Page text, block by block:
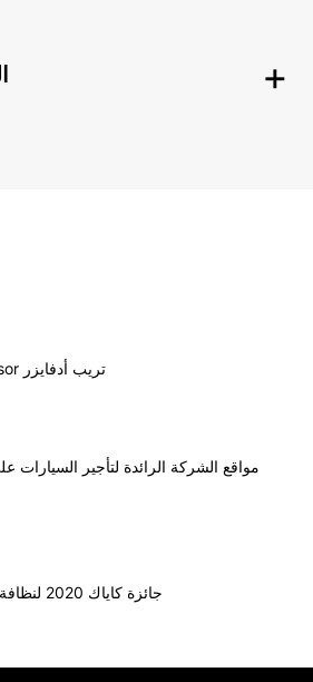
TripAdvisor تريب أدفايزر
مواقع الشركة الرائدة لتأجير السيارات
جائزة كاياك 2020 لنظافة المركبات